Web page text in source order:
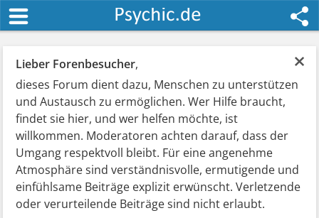
×
Lieber Forenbesucher,
dieses Forum dient dazu, Menschen zu unterstützen
und Austausch zu ermöglichen. Wer Hilfe braucht,
findet sie hier, und wer helfen möchte, ist
willkommen. Moderatoren achten darauf, dass der
Umgang respektvoll bleibt. Für eine angenehme
Atmosphäre sind verständnisvolle, ermutigende und
einfühlsame Beiträge explizit erwünscht. Verletzende
oder verurteilende Beiträge sind nicht erlaubt.